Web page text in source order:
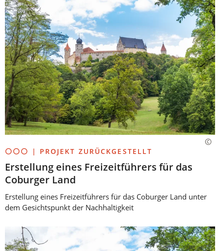
⚪⚪⚪ | PROJEKT ZURÜCKGESTELLT
Erstellung eines Freizeitführers für das
Coburger Land
Erstellung eines Freizeitführers für das Coburger Land unter
dem Gesichtspunkt der Nachhaltigkeit